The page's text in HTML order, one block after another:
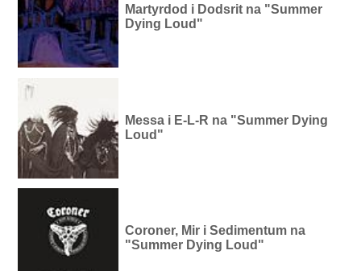
Martyrdod i Dodsrit na "Summer
Dying Loud"
Messa i E-L-R na "Summer Dying
Loud"
Coroner, Mir i Sedimentum na
"Summer Dying Loud"